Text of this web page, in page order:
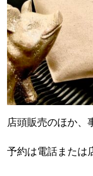
店頭販売のほか、
予約は電話または